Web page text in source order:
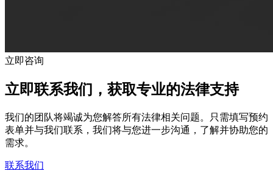
立即咨询
立即联系我们，获取专业的法律支持
我们的团队将竭诚为您解答所有法律相关问题。只需填写预约
表单并与我们联系，我们将与您进一步沟通，了解并协助您的
需求。
联系我们